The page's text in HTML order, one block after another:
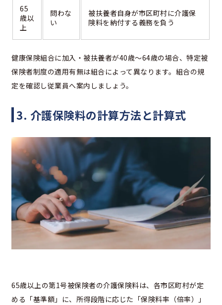
65
歳以
上
問わな
い
被扶養者自身が市区町村に介護保
険料を納付する義務を負う
健康保険組合に加入・被扶養者が40歳〜64歳の場合、特定被
保険者制度の適用有無は組合によって異なります。組合の規
定を確認し従業員へ案内しましょう。
3. 介護保険料の計算方法と計算式
65歳以上の第1号被保険者の介護保険料は、各市区町村が定
める「基準額」に、所得段階に応じた「保険料率（倍率）」